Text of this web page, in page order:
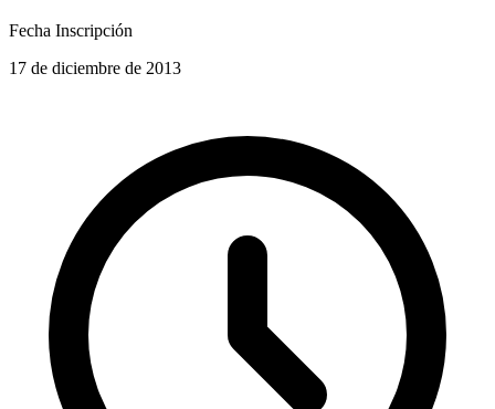
Fecha Inscripción
17 de diciembre de 2013